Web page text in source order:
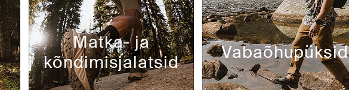
Matka- ja
kõndimisjalatsid
Vabaõhupüksid